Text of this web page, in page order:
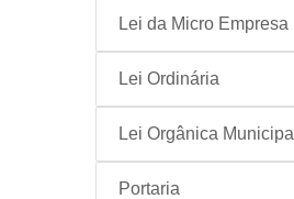
Lei da Micro Empresa
Lei Ordinária
Lei Orgânica Municipal
Portaria